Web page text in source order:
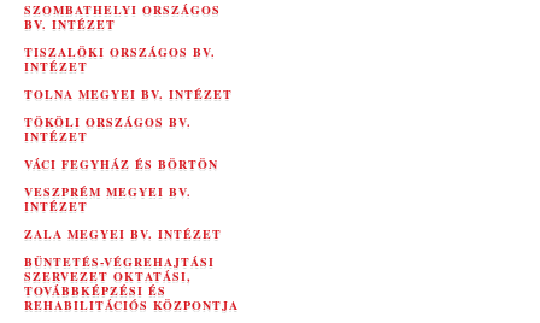
SZOMBATHELYI ORSZÁGOS
BV. INTÉZET
TISZALÖKI ORSZÁGOS BV.
INTÉZET
TOLNA MEGYEI BV. INTÉZET
TÖKÖLI ORSZÁGOS BV.
INTÉZET
VÁCI FEGYHÁZ ÉS BÖRTÖN
VESZPRÉM MEGYEI BV.
INTÉZET
ZALA MEGYEI BV. INTÉZET
BÜNTETÉS-VÉGREHAJTÁSI
SZERVEZET OKTATÁSI,
TOVÁBBKÉPZÉSI ÉS
REHABILITÁCIÓS KÖZPONTJA